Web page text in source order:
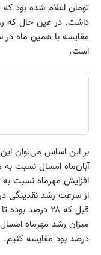
است.
بر این اساس می‌توان
آبان‌ماه امسال نسبت به
افزایش مهرماه نسبت به
از سرعت رشد نقدینگی
قبل که ۲۸
درصد بود مقایسه کنیم.